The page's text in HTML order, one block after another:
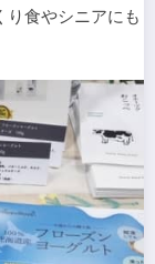
り食やシニアにも